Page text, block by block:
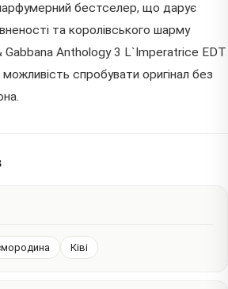
бестселер, що дарує
та королівського шарму
Anthology 3 L`Imperatrice EDT
спробувати оригінал без
Ківі